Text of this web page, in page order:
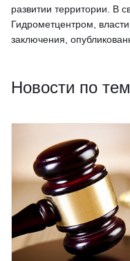
развитии территории. В
Гидрометцентром,
заключения,
Новости по